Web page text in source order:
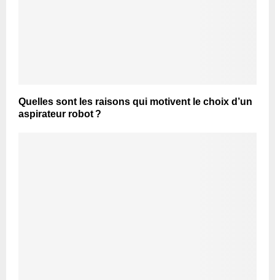
Quelles sont les raisons qui motivent le choix d’un
aspirateur robot ?